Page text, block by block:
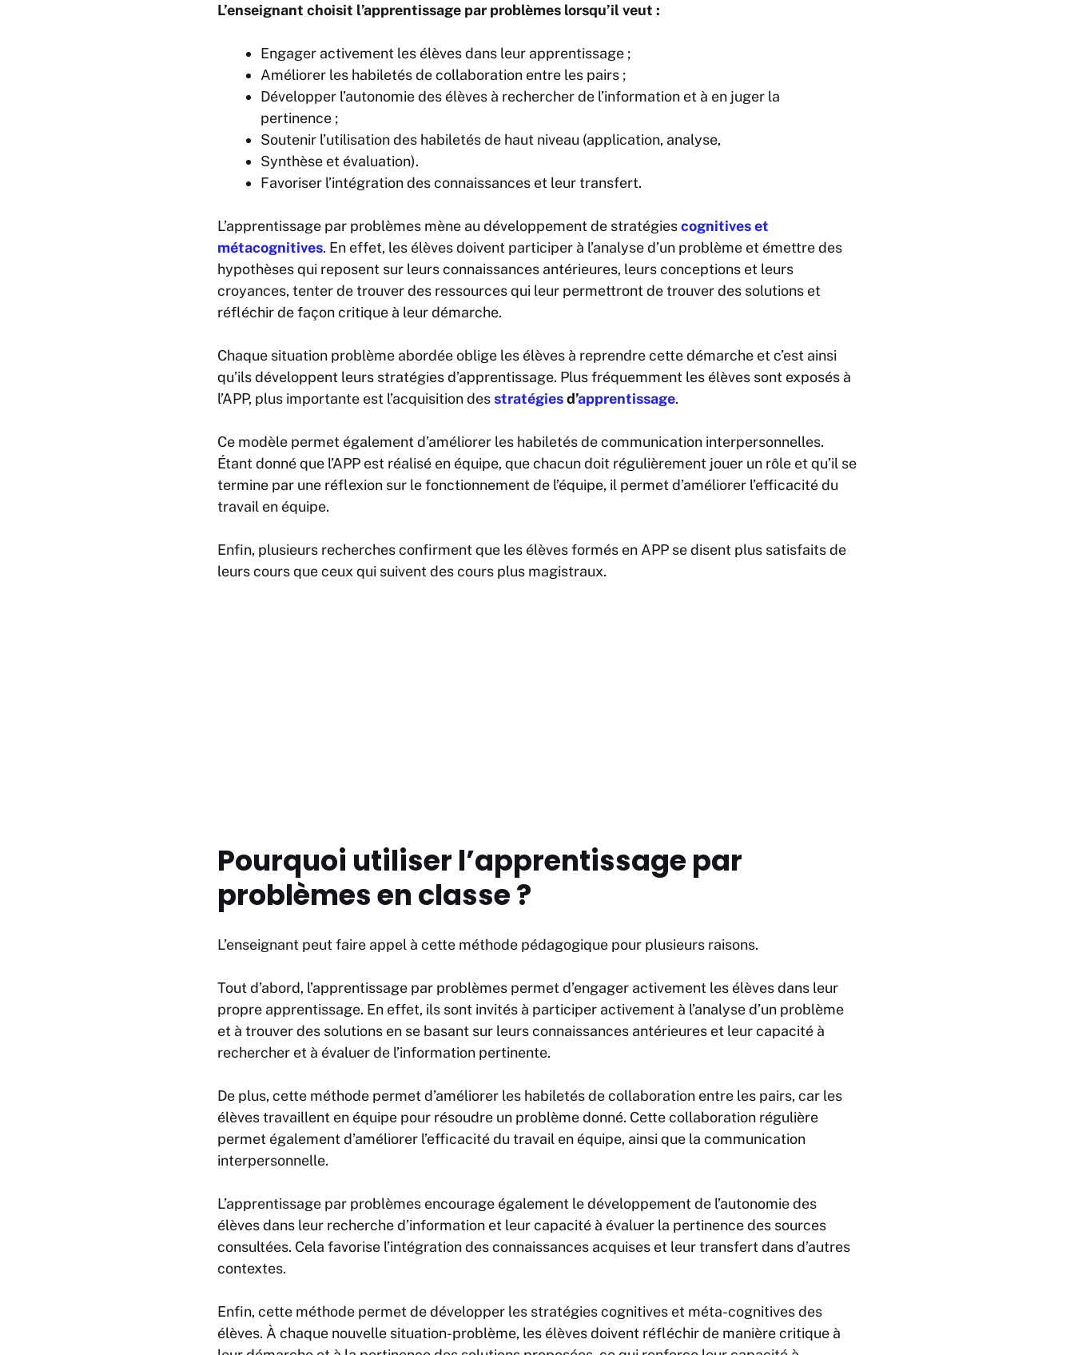
L’enseignant choisit l’apprentissage par problèmes lorsqu’il veut :
Engager activement les élèves dans leur apprentissage ;
Améliorer les habiletés de collaboration entre les pairs ;
Développer l’autonomie des élèves à rechercher de l’information et à en juger la
pertinence ;
Soutenir l’utilisation des habiletés de haut niveau (application, analyse,
Synthèse et évaluation).
Favoriser l’intégration des connaissances et leur transfert.
L’apprentissage par problèmes mène au développement de stratégiescognitives et
métacognitives. En effet, les élèves doivent participer à l’analyse d’un problème et émettre des
hypothèses qui reposent sur leurs connaissances antérieures, leurs conceptions et leurs
croyances, tenter de trouver des ressources qui leur permettront de trouver des solutions et
réfléchir de façon critique à leur démarche.
Chaque situation problème abordée oblige les élèves à reprendre cette démarche et c’est ainsi
qu’ils développent leurs stratégies d’apprentissage. Plus fréquemment les élèves sont exposés à
l’APP, plus importante est l’acquisition desstratégiesd’apprentissage.
Ce modèle permet également d’améliorer les habiletés de communication interpersonnelles.
Étant donné que l’APP est réalisé en équipe, que chacun doit régulièrement jouer un rôle et qu’il se
termine par une réflexion sur le fonctionnement de l’équipe, il permet d’améliorer l’efficacité du
travail en équipe.
Enfin, plusieurs recherches confirment que les élèves formés en APP se disent plus satisfaits de
leurs cours que ceux qui suivent des cours plus magistraux.
Pourquoi utiliser l’apprentissage par
problèmes en classe ?
L’enseignant peut faire appel à cette méthode pédagogique pour plusieurs raisons.
Tout d’abord, l’apprentissage par problèmes permet d’engager activement les élèves dans leur
propre apprentissage. En effet, ils sont invités à participer activement à l’analyse d’un problème
et à trouver des solutions en se basant sur leurs connaissances antérieures et leur capacité à
rechercher et à évaluer de l’information pertinente.
De plus, cette méthode permet d’améliorer les habiletés de collaboration entre les pairs, car les
élèves travaillent en équipe pour résoudre un problème donné. Cette collaboration régulière
permet également d’améliorer l’efficacité du travail en équipe, ainsi que la communication
interpersonnelle.
L’apprentissage par problèmes encourage également le développement de l’autonomie des
élèves dans leur recherche d’information et leur capacité à évaluer la pertinence des sources
consultées. Cela favorise l’intégration des connaissances acquises et leur transfert dans d’autres
contextes.
Enfin, cette méthode permet de développer les stratégies cognitives et méta-cognitives des
élèves. À chaque nouvelle situation-problème, les élèves doivent réfléchir de manière critique à